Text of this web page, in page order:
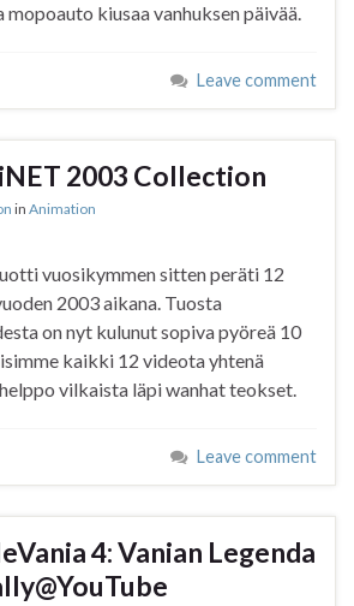
mopoauto kiusaa vanhuksen päivää.
Leave comment
2003 Collection
in Animation
vuosikymmen sitten peräti 12
2003 aikana. Tuosta
on nyt kulunut sopiva pyöreä 10
kaikki 12 videota yhtenä
vilkaista läpi wanhat teokset.
Leave comment
4: Vanian Legenda